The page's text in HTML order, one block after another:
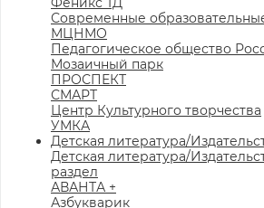
Современные
МЦНМО
Педагогическое общество
Мозаичный парк
ПРОСПЕКТ
СМАРТ
Центр Культурного творчества
УМКА
Детская литература/
Детская литература/
раздел
АВАНТА +
Азбукварик